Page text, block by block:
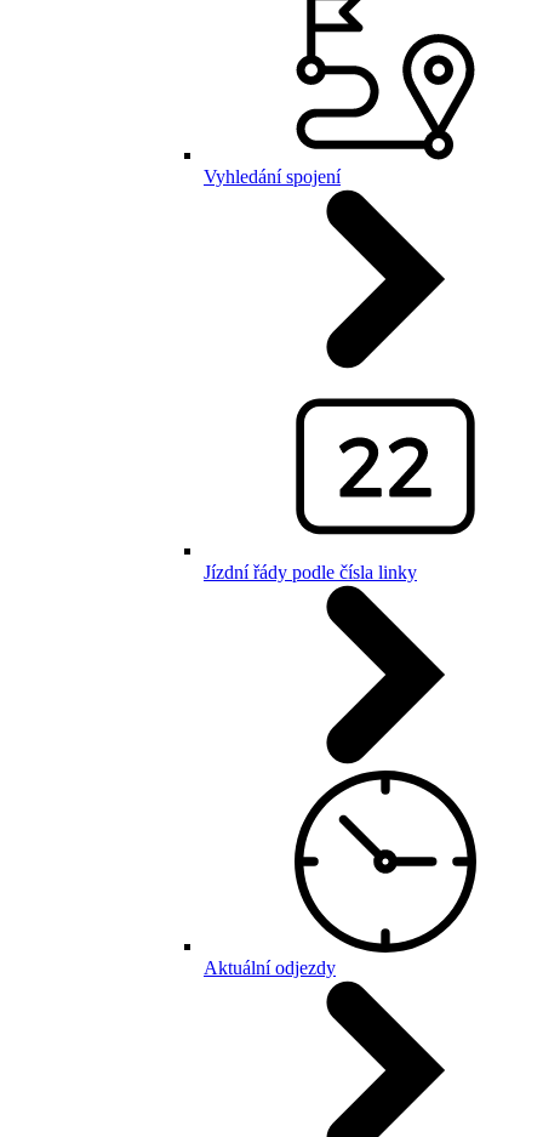
Vyhledání spojení
Jízdní řády podle čísla linky
Aktuální odjezdy